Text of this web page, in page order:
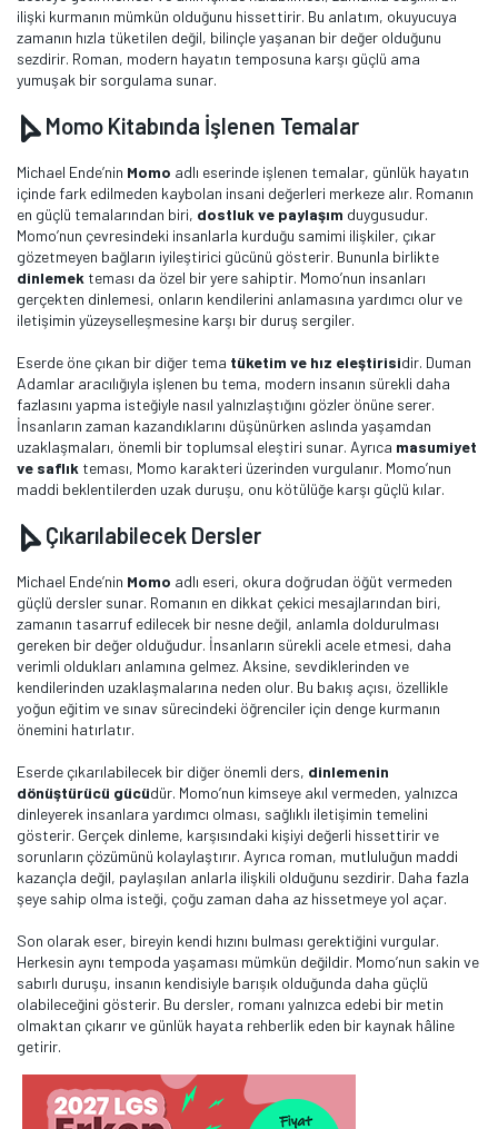
ilişki kurmanın mümkün olduğunu hissettirir. Bu anlatım, okuyucuya
zamanın hızla tüketilen değil, bilinçle yaşanan bir değer olduğunu
sezdirir. Roman, modern hayatın temposuna karşı güçlü ama
yumuşak bir sorgulama sunar.
Momo Kitabında İşlenen Temalar
Michael Ende’nin Momo adlı eserinde işlenen temalar, günlük hayatın
içinde fark edilmeden kaybolan insani değerleri merkeze alır. Romanın
en güçlü temalarından biri, dostluk ve paylaşım duygusudur.
Momo’nun çevresindeki insanlarla kurduğu samimi ilişkiler, çıkar
gözetmeyen bağların iyileştirici gücünü gösterir. Bununla birlikte
dinlemek teması da özel bir yere sahiptir. Momo’nun insanları
gerçekten dinlemesi, onların kendilerini anlamasına yardımcı olur ve
iletişimin yüzeyselleşmesine karşı bir duruş sergiler.
Eserde öne çıkan bir diğer tema tüketim ve hız eleştirisidir. Duman
Adamlar aracılığıyla işlenen bu tema, modern insanın sürekli daha
fazlasını yapma isteğiyle nasıl yalnızlaştığını gözler önüne serer.
İnsanların zaman kazandıklarını düşünürken aslında yaşamdan
uzaklaşmaları, önemli bir toplumsal eleştiri sunar. Ayrıca masumiyet
ve saflık teması, Momo karakteri üzerinden vurgulanır. Momo’nun
maddi beklentilerden uzak duruşu, onu kötülüğe karşı güçlü kılar.
Çıkarılabilecek Dersler
Michael Ende’nin Momo adlı eseri, okura doğrudan öğüt vermeden
güçlü dersler sunar. Romanın en dikkat çekici mesajlarından biri,
zamanın tasarruf edilecek bir nesne değil, anlamla doldurulması
gereken bir değer olduğudur. İnsanların sürekli acele etmesi, daha
verimli oldukları anlamına gelmez. Aksine, sevdiklerinden ve
kendilerinden uzaklaşmalarına neden olur. Bu bakış açısı, özellikle
yoğun eğitim ve sınav sürecindeki öğrenciler için denge kurmanın
önemini hatırlatır.
Eserde çıkarılabilecek bir diğer önemli ders, dinlemenin
dönüştürücü gücüdür. Momo’nun kimseye akıl vermeden, yalnızca
dinleyerek insanlara yardımcı olması, sağlıklı iletişimin temelini
gösterir. Gerçek dinleme, karşısındaki kişiyi değerli hissettirir ve
sorunların çözümünü kolaylaştırır. Ayrıca roman, mutluluğun maddi
kazançla değil, paylaşılan anlarla ilişkili olduğunu sezdirir. Daha fazla
şeye sahip olma isteği, çoğu zaman daha az hissetmeye yol açar.
Son olarak eser, bireyin kendi hızını bulması gerektiğini vurgular.
Herkesin aynı tempoda yaşaması mümkün değildir. Momo’nun sakin ve
sabırlı duruşu, insanın kendisiyle barışık olduğunda daha güçlü
olabileceğini gösterir. Bu dersler, romanı yalnızca edebi bir metin
olmaktan çıkarır ve günlük hayata rehberlik eden bir kaynak hâline
getirir.